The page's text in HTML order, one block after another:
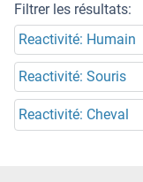
Filtrer les résultats:
Reactivité: Humain
Reactivité: Souris
Reactivité: Cheval